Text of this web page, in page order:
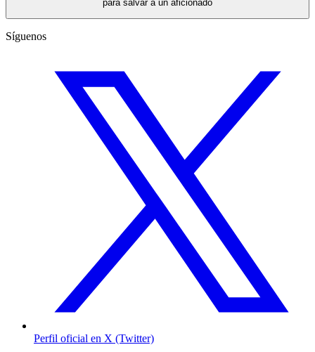
para salvar a un aficionado
Síguenos
Perfil oficial en X (Twitter)